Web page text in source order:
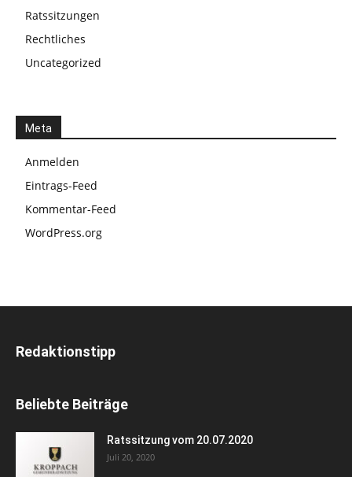
Ratssitzungen
Rechtliches
Uncategorized
Meta
Anmelden
Eintrags-Feed
Kommentar-Feed
WordPress.org
Redaktionstipp
Beliebte Beiträge
Ratssitzung vom 20.07.2020
Juli 20, 2020